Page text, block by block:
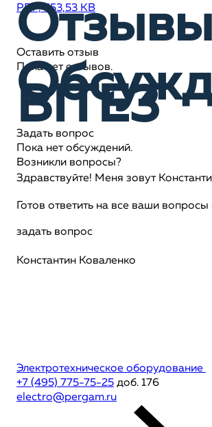
PDF, 553,53 KB
Отзывы
Оставить отзыв
Пока нет отзывов.
BITE3
Задать вопрос
Пока нет обсуждений.
Возникли вопросы?
Здравствуйте! Меня зовут
Готов ответить на все ваши
задать вопрос
Константин Коваленко
Электротехническое оборудование
+7 (495) 775-75-25 доб. 176
electro@pergam.ru